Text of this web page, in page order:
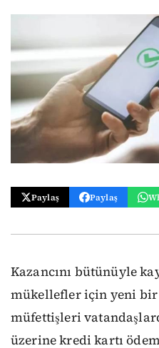
Paylaş Paylaş
Kazancını bütünüyle
mükellefler için yeni bir
müfettişleri
üzerine kredi kartı